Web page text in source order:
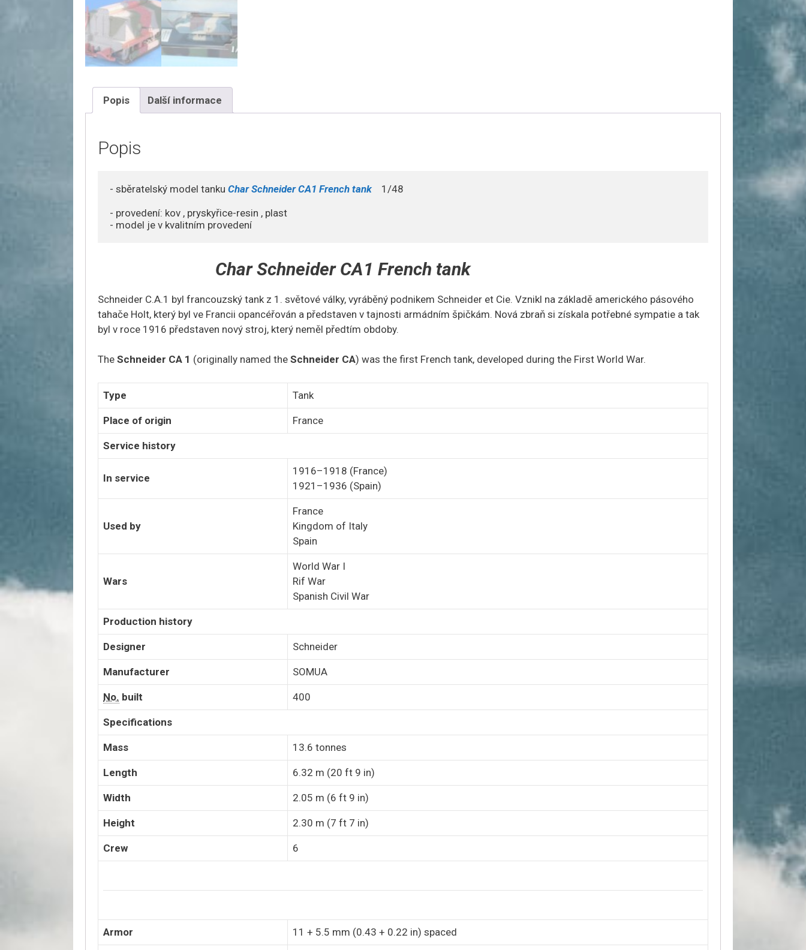
Popis Další informace
Popis
- sběratelský model tanku Char Schneider CA1 French tank
    1/48
- provedení: kov , pryskyřice-resin , plast
- model je v kvalitním provedení
Char Schneider CA1 French tank
Schneider C.A.1 byl francouzský tank z 1. světové války, vyráběný podnikem Schneider et Cie. Vznikl na základě amerického pásového
tahače Holt, který byl ve Francii opancéřován a představen v tajnosti armádním špičkám. Nová zbraň si získala potřebné sympatie a tak
byl v roce 1916 představen nový stroj, který neměl předtím obdoby.
The Schneider CA 1 (originally named the Schneider CA) was the first French tank, developed during the First World War.
Type Tank
Place of origin France
Service history
In service
1916–1918 (France)
1921–1936 (Spain)
Used by
France
Kingdom of Italy
Spain
Wars
World War I
Rif War
Spanish Civil War
Production history
Designer Schneider
Manufacturer SOMUA
No. built 400
Specifications
Mass 13.6 tonnes
Length 6.32 m (20 ft 9 in)
Width 2.05 m (6 ft 9 in)
Height 2.30 m (7 ft 7 in)
Crew 6
Armor 11 + 5.5 mm (0.43 + 0.22 in) spaced